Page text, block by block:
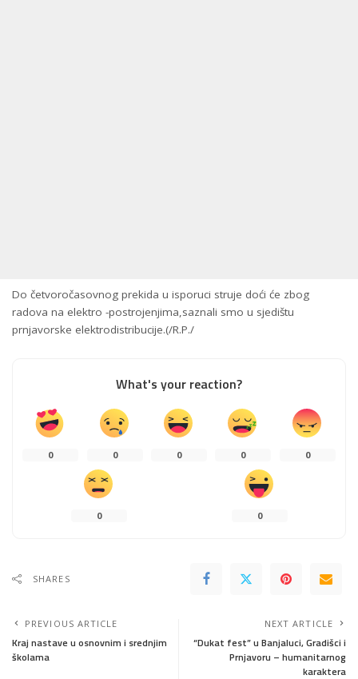
Do četvoročasovnog prekida u isporuci struje doći će zbog
radova na elektro -postrojenjima,saznali smo u sjedištu
prnjavorske elektrodistribucije.(/R.P./
What's your reaction?
0 0 0 0 0
0 0
SHARES
PREVIOUS ARTICLE
Kraj nastave u osnovnim i srednjim
školama
NEXT ARTICLE
“Dukat fest” u Banjaluci, Gradišci i
Prnjavoru – humanitarnog
karaktera